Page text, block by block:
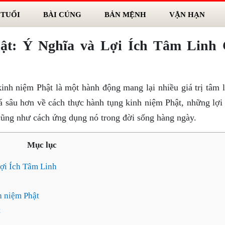
BÀI CÚNG BẢN MỆNH VẬN HẠN
Ý Nghĩa và Lợi Ích Tâm Linh
niệm Phật là một hành động mang lại nhiều giá trị tâm
hơn về cách thực hành tụng kinh niệm Phật, những
như cách ứng dụng nó trong đời sống hàng ngày.
Mục lục
Ích Tâm Linh
niệm Phật